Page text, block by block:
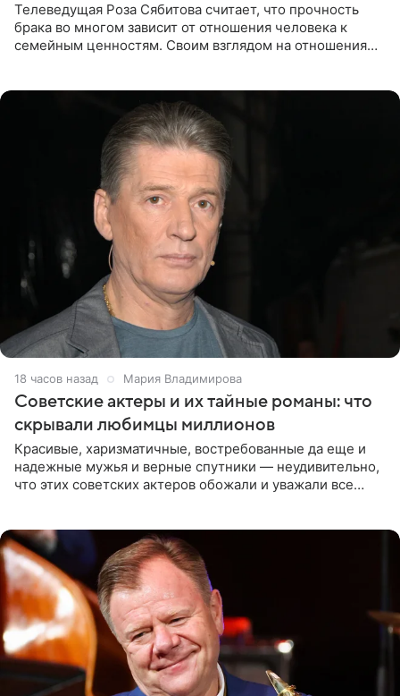
Телеведущая Роза Сябитова считает, что прочность
брака во многом зависит от отношения человека к
семейным ценностям. Своим взглядом на отношения
18 часов назад Мария Владимирова
Советские актеры и их тайные романы: что
скрывали любимцы миллионов
Красивые, харизматичные, востребованные да еще и
надежные мужья и верные спутники — неудивительно,
что этих советских актеров обожали и уважали все